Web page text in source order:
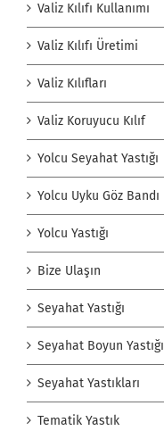
Valiz Kılıfı Kullanımı
Valiz Kılıfı Üretimi
Valiz Kılıfları
Valiz Koruyucu Kılıf
Yolcu Seyahat Yastığı
Yolcu Uyku Göz Bandı
Yolcu Yastığı
Bize Ulaşın
Seyahat Yastığı
Seyahat Boyun Yastığı
Seyahat Yastıkları
Tematik Yastık